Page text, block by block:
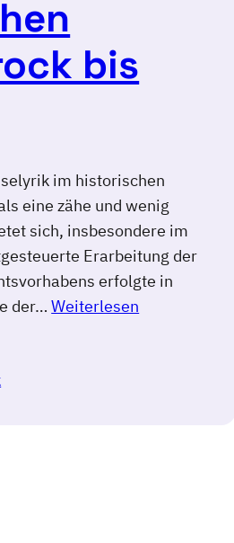
bis
im historischen
eine zähe und wenig
sich, insbesondere im
Erarbeitung der
erfolgte in
der…Weiterlesen